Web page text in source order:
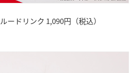
ードリンク 1,090円（税込）